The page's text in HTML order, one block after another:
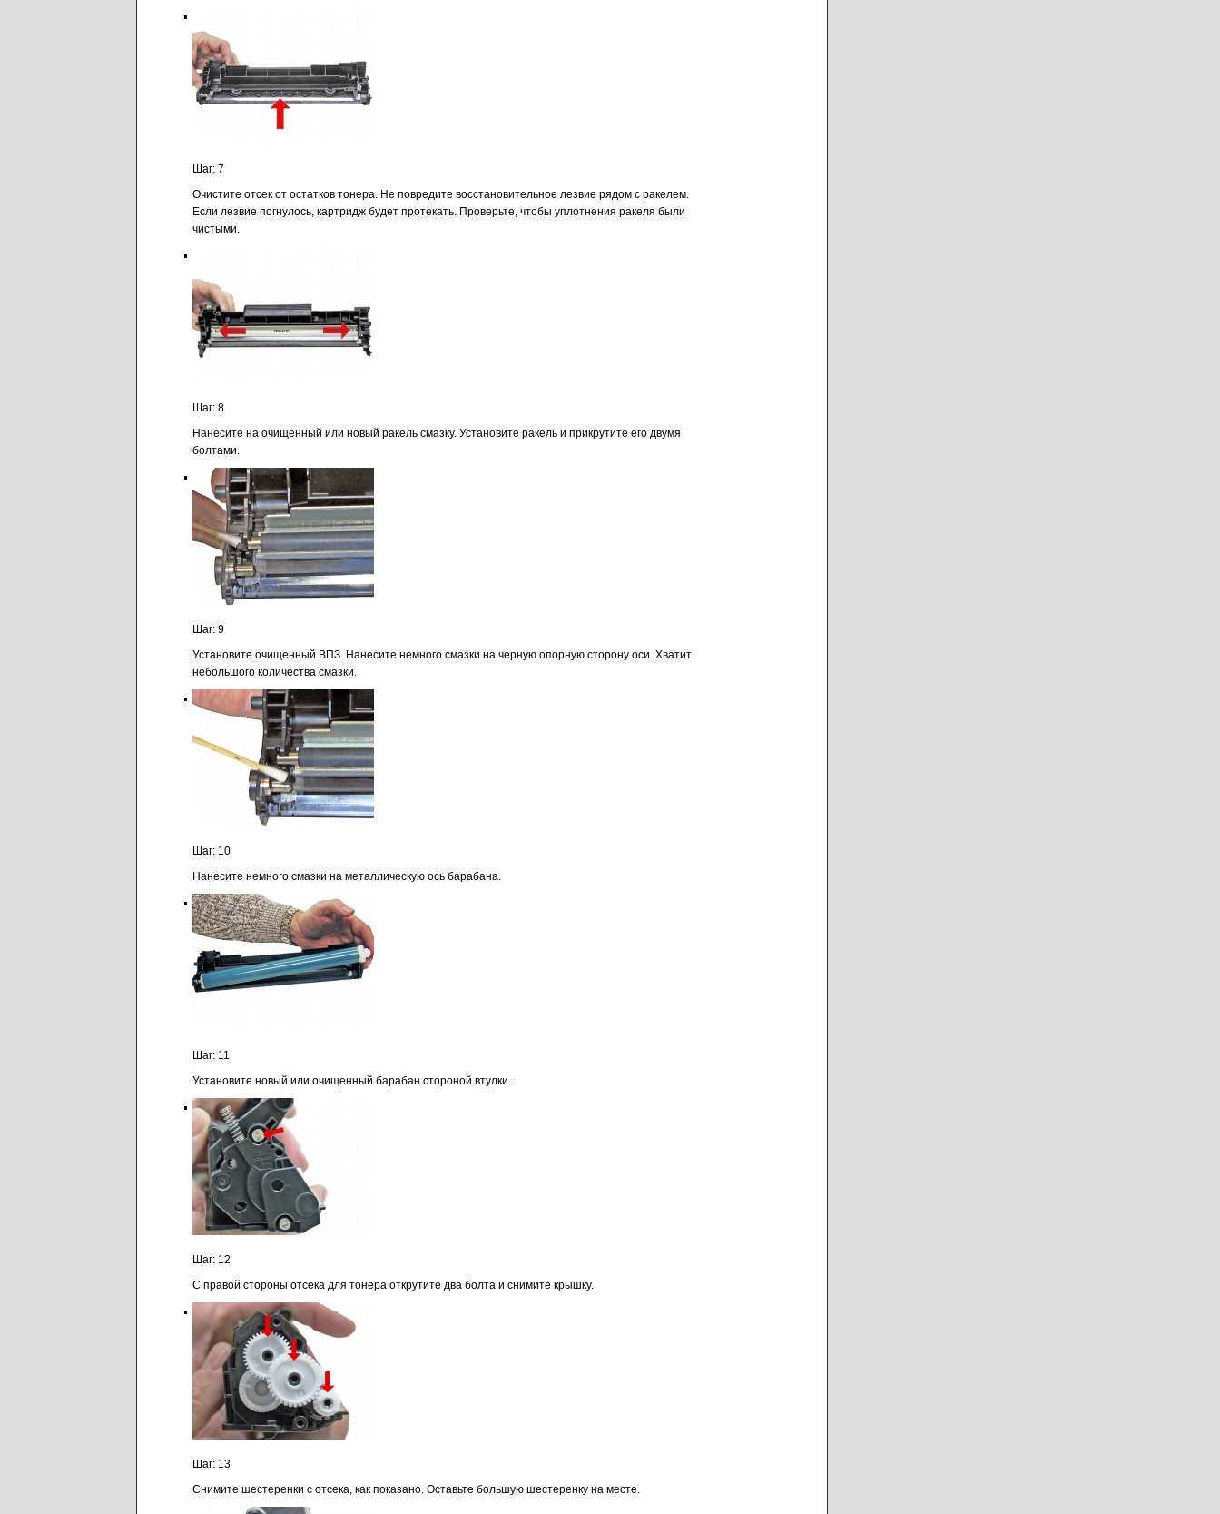
Шаг: 7
Очистите отсек от остатков тонера. Не повредите восстановительное лезвие рядом с ракелем.
Если лезвие погнулось, картридж будет протекать. Проверьте, чтобы уплотнения ракеля были
чистыми.
Шаг: 8
Нанесите на очищенный или новый ракель смазку. Установите ракель и прикрутите его двумя
болтами.
Шаг: 9
Установите очищенный ВПЗ. Нанесите немного смазки на черную опорную сторону оси. Хватит
небольшого количества смазки.
Шаг: 10
Нанесите немного смазки на металлическую ось барабана.
Шаг: 11
Установите новый или очищенный барабан стороной втулки.
Шаг: 12
С правой стороны отсека для тонера открутите два болта и снимите крышку.
Шаг: 13
Снимите шестеренки с отсека, как показано. Оставьте большую шестеренку на месте.